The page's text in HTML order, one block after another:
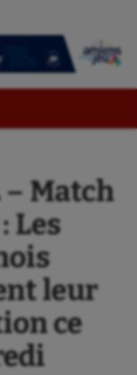
– Match
Les
leur
ce